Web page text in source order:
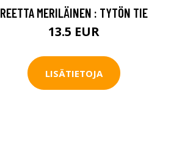
REETTA MERILÄINEN : TYTÖN TIE
13.5 EUR
LISÄTIETOJA